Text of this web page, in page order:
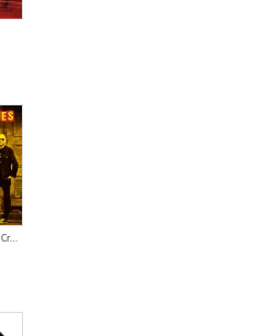
«Howlin`Screamin`and Cryin`»